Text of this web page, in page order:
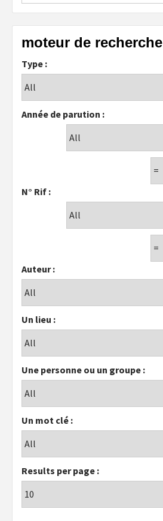
moteur de recherche
Type :
Année de parution :
N° Rif :
Auteur :
Un lieu :
Une personne ou un groupe :
Un mot clé :
Results per page :